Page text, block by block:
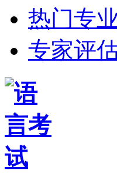
热门专
专家评